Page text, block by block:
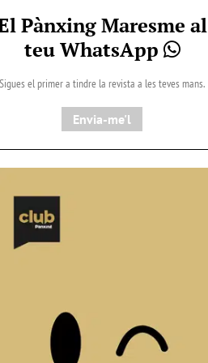
Pànxing Maresme al
teu WhatsApp
Sigues el primer a tindre la revista a les teves mans.
Envia-me'l